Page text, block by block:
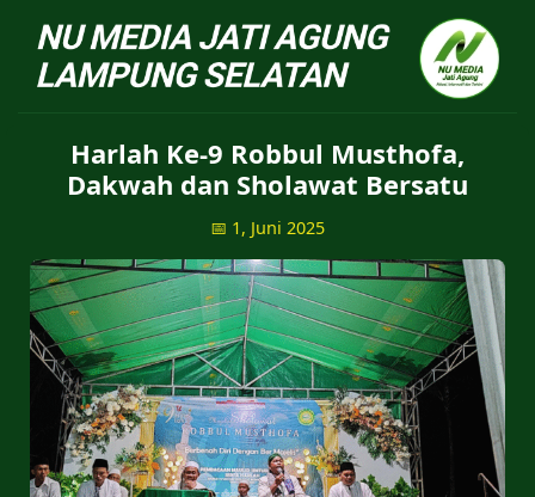
NU Jatiagung - Situs
Harlah Ke-9 Robbul Musthofa,
Dakwah dan Sholawat Bersatu
📅 1, Juni 2025